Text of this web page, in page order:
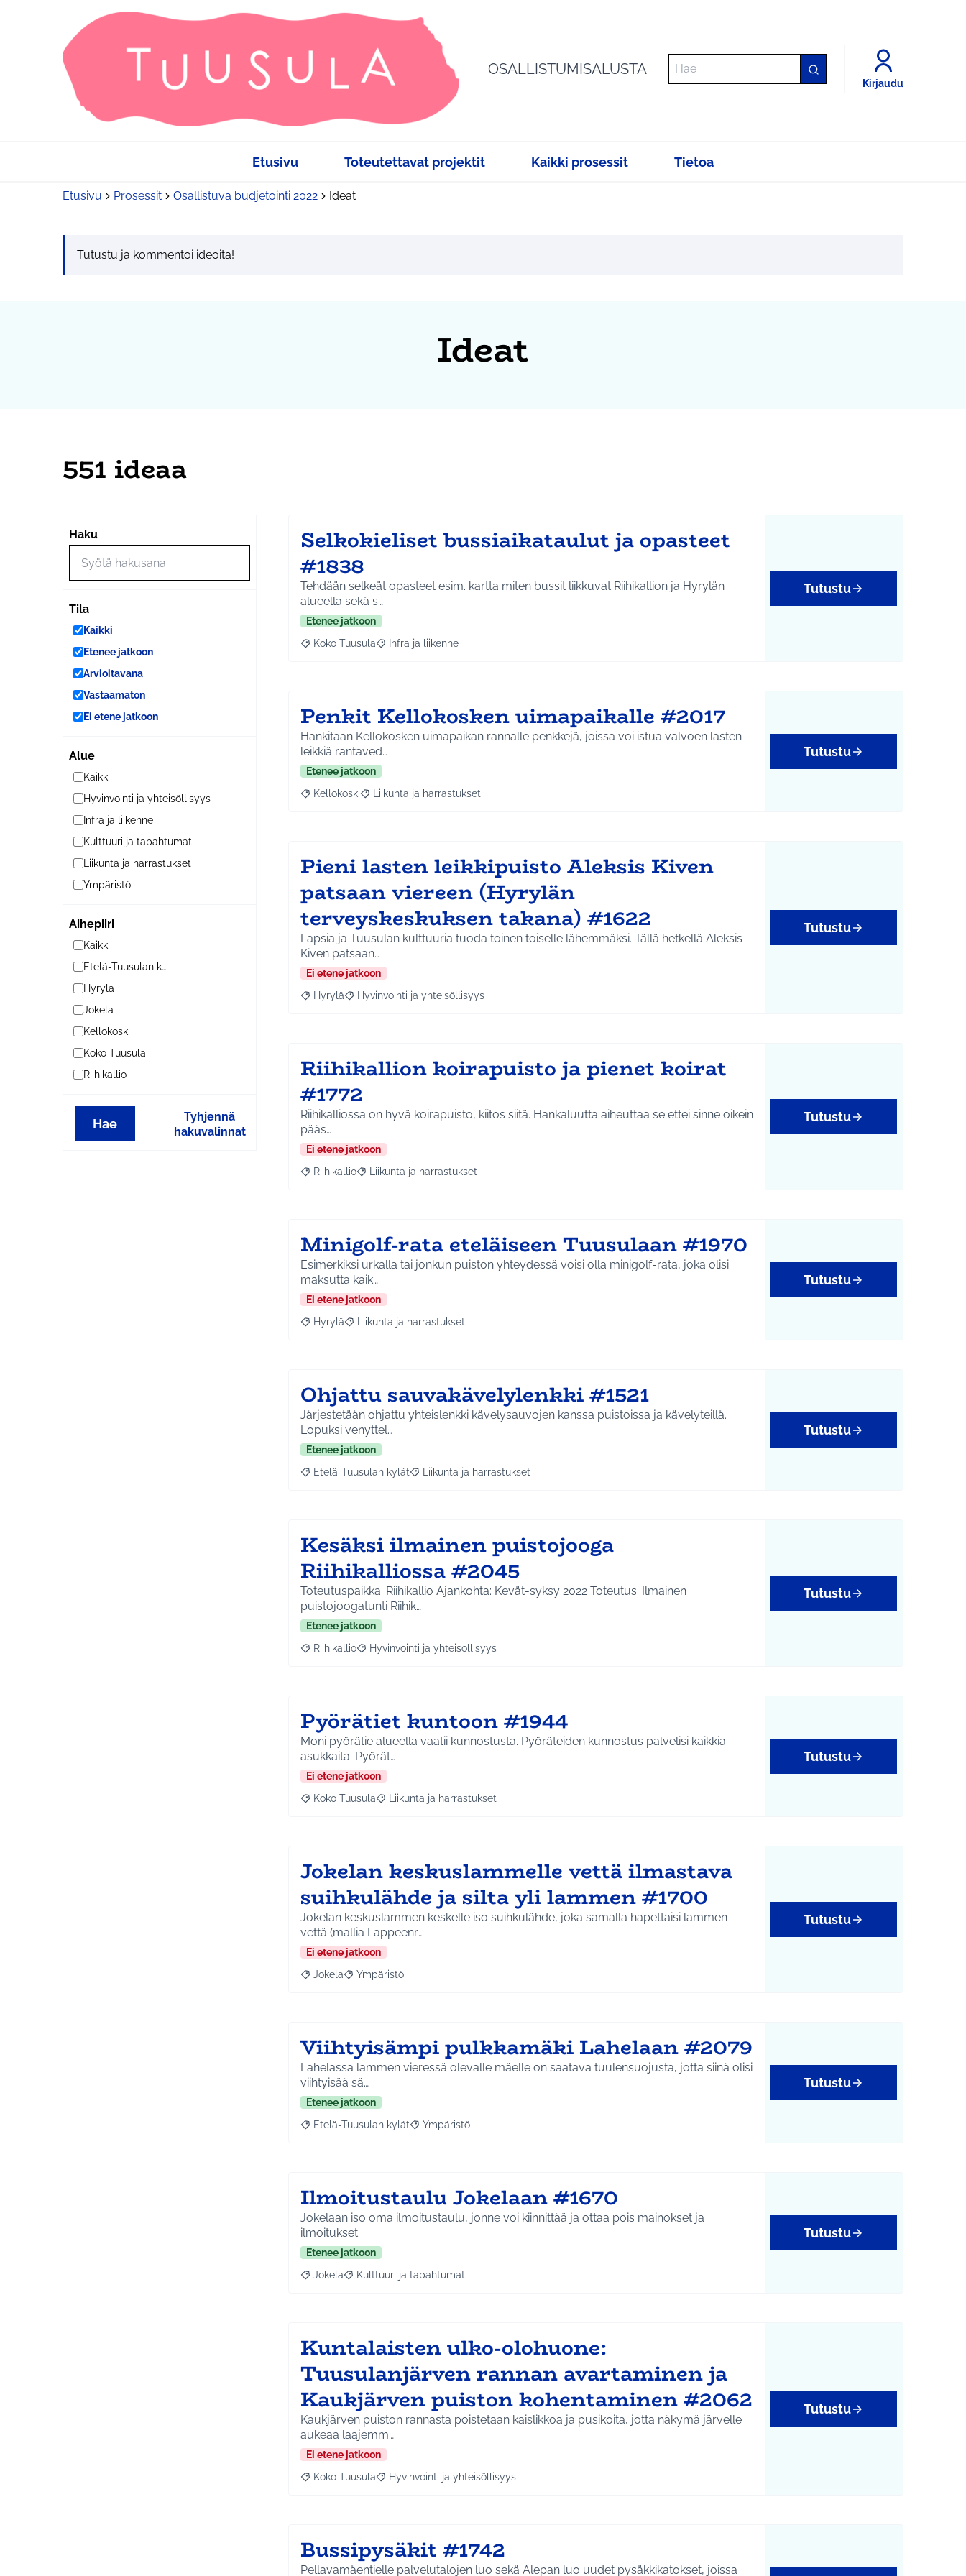
OSALLISTUMISALUSTA
Kirjaudu
Etusivu Toteutettavat projektit Kaikki prosessit Tietoa
Etusivu Prosessit Osallistuva budjetointi 2022 Ideat
Tutustu ja kommentoi ideoita!
Ideat
551 ideaa
Haku
Tila
Kaikki
Etenee jatkoon
Arvioitavana
Vastaamaton
Ei etene jatkoon
Alue
Kaikki
Hyvinvointi ja yhteisöllisyys
Infra ja liikenne
Kulttuuri ja tapahtumat
Liikunta ja harrastukset
Ympäristö
Aihepiiri
Kaikki
Etelä-Tuusulan kylät
Hyrylä
Jokela
Kellokoski
Koko Tuusula
Riihikallio
Hae
Tyhjennä
hakuvalinnat
Selkokieliset bussiaikataulut ja opasteet
#1838
Tehdään selkeät opasteet esim. kartta miten bussit liikkuvat Riihikallion ja Hyrylän
alueella sekä s…
Etenee jatkoon
Rajaa tulokset aihepiirin mukaan: Koko Tuusula
Koko Tuusula Rajaa tulokset teeman mukaan: Infra ja liikenne
Infra ja liikenne
Tutustu
Penkit Kellokosken uimapaikalle #2017
Hankitaan Kellokosken uimapaikan rannalle penkkejä, joissa voi istua valvoen lasten
leikkiä rantaved…
Etenee jatkoon
Rajaa tulokset aihepiirin mukaan: Kellokoski
Kellokoski Rajaa tulokset teeman mukaan: Liikunta ja harrastukset
Liikunta ja harrastukset
Tutustu
Pieni lasten leikkipuisto Aleksis Kiven
patsaan viereen (Hyrylän
terveyskeskuksen takana) #1622
Lapsia ja Tuusulan kulttuuria tuoda toinen toiselle lähemmäksi. Tällä hetkellä Aleksis
Kiven patsaan…
Ei etene jatkoon
Rajaa tulokset aihepiirin mukaan: Hyrylä
Hyrylä Rajaa tulokset teeman mukaan: Hyvinvointi ja yhteisöllisyys
Hyvinvointi ja yhteisöllisyys
Tutustu
Riihikallion koirapuisto ja pienet koirat
#1772
Riihikalliossa on hyvä koirapuisto, kiitos siitä. Hankaluutta aiheuttaa se ettei sinne oikein
pääs…
Ei etene jatkoon
Rajaa tulokset aihepiirin mukaan: Riihikallio
Riihikallio Rajaa tulokset teeman mukaan: Liikunta ja harrastukset
Liikunta ja harrastukset
Tutustu
Minigolf-rata eteläiseen Tuusulaan #1970
Esimerkiksi urkalla tai jonkun puiston yhteydessä voisi olla minigolf-rata, joka olisi
maksutta kaik…
Ei etene jatkoon
Rajaa tulokset aihepiirin mukaan: Hyrylä
Hyrylä Rajaa tulokset teeman mukaan: Liikunta ja harrastukset
Liikunta ja harrastukset
Tutustu
Ohjattu sauvakävelylenkki #1521
Järjestetään ohjattu yhteislenkki kävelysauvojen kanssa puistoissa ja kävelyteillä.
Lopuksi venyttel…
Etenee jatkoon
Rajaa tulokset aihepiirin mukaan: Etelä-Tuusulan kylät
Etelä-Tuusulan kylät Rajaa tulokset teeman mukaan: Liikunta ja harrastukset
Liikunta ja harrastukset
Tutustu
Kesäksi ilmainen puistojooga
Riihikalliossa #2045
Toteutuspaikka: Riihikallio Ajankohta: Kevät-syksy 2022 Toteutus: Ilmainen
puistojoogatunti Riihik…
Etenee jatkoon
Rajaa tulokset aihepiirin mukaan: Riihikallio
Riihikallio Rajaa tulokset teeman mukaan: Hyvinvointi ja yhteisöllisyys
Hyvinvointi ja yhteisöllisyys
Tutustu
Pyörätiet kuntoon #1944
Moni pyörätie alueella vaatii kunnostusta. Pyöräteiden kunnostus palvelisi kaikkia
asukkaita. Pyörät…
Ei etene jatkoon
Rajaa tulokset aihepiirin mukaan: Koko Tuusula
Koko Tuusula Rajaa tulokset teeman mukaan: Liikunta ja harrastukset
Liikunta ja harrastukset
Tutustu
Jokelan keskuslammelle vettä ilmastava
suihkulähde ja silta yli lammen #1700
Jokelan keskuslammen keskelle iso suihkulähde, joka samalla hapettaisi lammen
vettä (mallia Lappeenr…
Ei etene jatkoon
Rajaa tulokset aihepiirin mukaan: Jokela
Jokela Rajaa tulokset teeman mukaan: Ympäristö
Ympäristö
Tutustu
Viihtyisämpi pulkkamäki Lahelaan #2079
Lahelassa lammen vieressä olevalle mäelle on saatava tuulensuojusta, jotta siinä olisi
viihtyisää sä…
Etenee jatkoon
Rajaa tulokset aihepiirin mukaan: Etelä-Tuusulan kylät
Etelä-Tuusulan kylät Rajaa tulokset teeman mukaan: Ympäristö
Ympäristö
Tutustu
Ilmoitustaulu Jokelaan #1670
Jokelaan iso oma ilmoitustaulu, jonne voi kiinnittää ja ottaa pois mainokset ja
ilmoitukset.
Etenee jatkoon
Rajaa tulokset aihepiirin mukaan: Jokela
Jokela Rajaa tulokset teeman mukaan: Kulttuuri ja tapahtumat
Kulttuuri ja tapahtumat
Tutustu
Kuntalaisten ulko-olohuone:
Tuusulanjärven rannan avartaminen ja
Kaukjärven puiston kohentaminen #2062
Kaukjärven puiston rannasta poistetaan kaislikkoa ja pusikoita, jotta näkymä järvelle
aukeaa laajemm…
Ei etene jatkoon
Rajaa tulokset aihepiirin mukaan: Koko Tuusula
Koko Tuusula Rajaa tulokset teeman mukaan: Hyvinvointi ja yhteisöllisyys
Hyvinvointi ja yhteisöllisyys
Tutustu
Bussipysäkit #1742
Pellavamäentielle palvelutalojen luo sekä Alepan luo uudet pysäkkikatokset, joissa